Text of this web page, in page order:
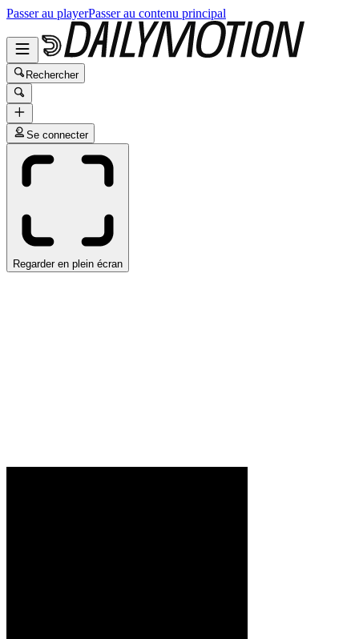
Passer au playerPasser au contenu principal
Rechercher
Se connecter
Regarder en plein écran